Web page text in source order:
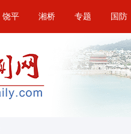
饶平 湘桥 专题 国防